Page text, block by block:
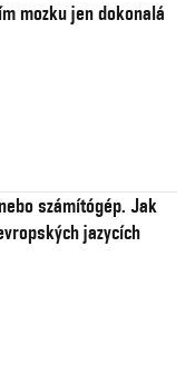
mozku jen dokonalá
számítógép. Jak
jazycích